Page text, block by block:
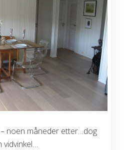
noen måneder etter…dog
vidvinkel…